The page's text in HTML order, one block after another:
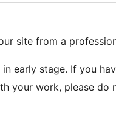
site from a
in early stage. If you
your work, please do